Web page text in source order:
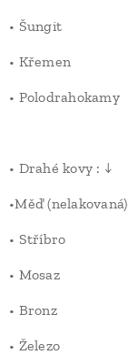
• Šungit
• Křemen
• Polodrahokamy
• Drahé kovy : ↓
•Měď (nelakovaná)
• Stříbro
• Mosaz
• Bronz
• Železo